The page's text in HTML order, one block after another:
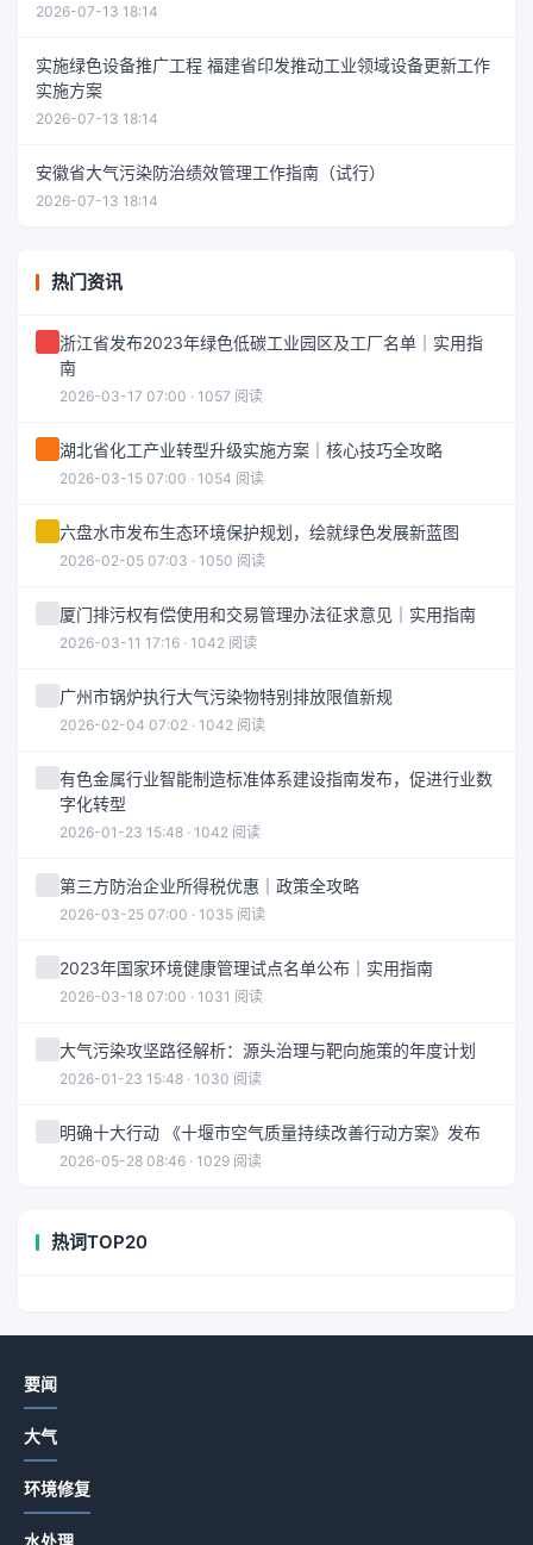
2026-07-13 18:14
实施绿色设备推广工程 福建省印发推动工业领域设备更新工作
实施方案
2026-07-13 18:14
安徽省大气污染防治绩效管理工作指南（试行）
2026-07-13 18:14
热门资讯
浙江省发布2023年绿色低碳工业园区及工厂名单｜实用指
南
2026-03-17 07:00 · 1057 阅读
湖北省化工产业转型升级实施方案｜核心技巧全攻略
2026-03-15 07:00 · 1054 阅读
六盘水市发布生态环境保护规划，绘就绿色发展新蓝图
2026-02-05 07:03 · 1050 阅读
厦门排污权有偿使用和交易管理办法征求意见｜实用指南
2026-03-11 17:16 · 1042 阅读
广州市锅炉执行大气污染物特别排放限值新规
2026-02-04 07:02 · 1042 阅读
有色金属行业智能制造标准体系建设指南发布，促进行业数
字化转型
2026-01-23 15:48 · 1042 阅读
第三方防治企业所得税优惠｜政策全攻略
2026-03-25 07:00 · 1035 阅读
2023年国家环境健康管理试点名单公布｜实用指南
2026-03-18 07:00 · 1031 阅读
大气污染攻坚路径解析：源头治理与靶向施策的年度计划
2026-01-23 15:48 · 1030 阅读
明确十大行动 《十堰市空气质量持续改善行动方案》发布
2026-05-28 08:46 · 1029 阅读
热词TOP20
要闻
大气
环境修复
水处理